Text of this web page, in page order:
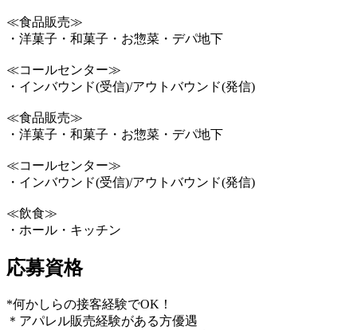
≪食品販売≫
・洋菓子・和菓子・お惣菜・デパ地下
≪コールセンター≫
・インバウンド(受信)/アウトバウンド(発信)
≪食品販売≫
・洋菓子・和菓子・お惣菜・デパ地下
≪コールセンター≫
・インバウンド(受信)/アウトバウンド(発信)
≪飲食≫
・ホール・キッチン
応募資格
*何かしらの接客経験でOK！
＊アパレル販売経験がある方優遇